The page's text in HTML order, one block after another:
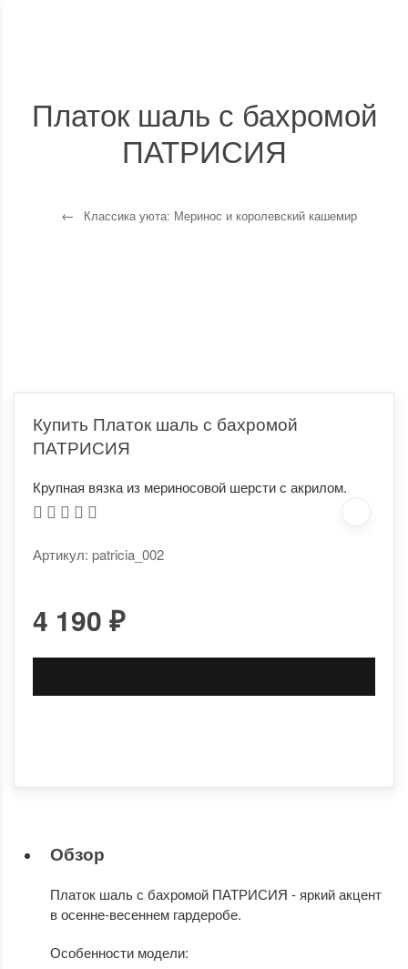
Платок шаль с бахромой
ПАТРИСИЯ
Классика уюта: Меринос и королевский кашемир
Купить Платок шаль с бахромой
ПАТРИСИЯ
Крупная вязка из мериносовой шерсти с акрилом.
Артикул: patricia_002
4 190 ₽
Обзор
Платок шаль с бахромой ПАТРИСИЯ - яркий акцент
в осенне-весеннем гардеробе.
Особенности модели: